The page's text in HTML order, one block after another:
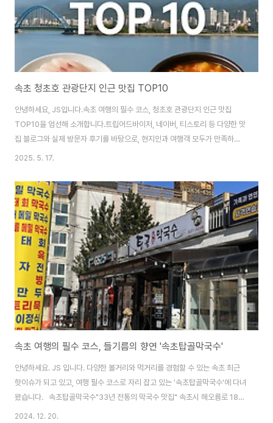
속초 청초호 관광단지 인근 맛집 TOP10
안녕하세요, JS입니다.속초 여행의 필수 코스, 청초호 관광단지 인근 맛집
TOP10을 엄선해 소개합니다.트립어드바이저, 네이버, 티스토리 등 다양한 맛
집 블로그와 실제 방문자 후기를 바탕으로, 현지인과 여행객 모두가 만족하는
진짜 맛집만을 골랐습니다.각 식당의 대표 메뉴, 분위기, 방문 팁까지 꼼꼼하게
요!주요 내용 요약청초호 인근에는 해산물, 물회, 생선구이, 고기, 한식, 닭강정
등 다양한 장르의 인기 맛집이 밀집현지인 추천과 여행객 인기 모두 높은 곳 위
주로 선정각 맛집의 대표 메뉴, 위치, 영업시간, 방문 팁 등 실질적인 정보 제공
가족, 연인, 친구, 단체 모두 만족할 만한 식당 라인업최근 SNS와 블로그에서
화제인 신상 ..
2025. 5. 17.
속초 여행의 필수 코스, 들기름의 향연 '속초탑골막국수'
안녕하세요. JS 입니다. 다양한 볼거리와 먹거리를 경험할 수 있는 속초 최근
핫이슈가 되고 있고, 여행 필수 코스로 자리 잡고 있는 '속초탑골막국수'에 다녀
왔습니다. 속초탑골막국수"33년 전통의 막국수 맛집" 속초시 해오름로 188
번길 12 (속초해수욕장 공용주차장 - 1시간 무료)속초 아이 대관람차 인근영업
2024. 12. 20.